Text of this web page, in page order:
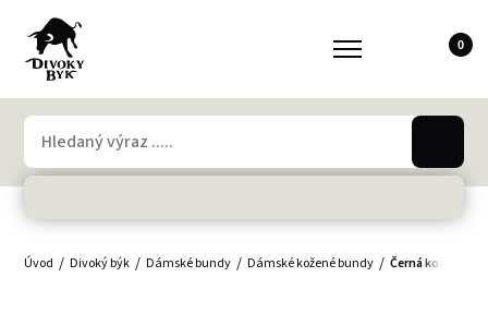
0
Úvod Divoký býk Dámské bundy Dámské kožené bundy Černá kožená